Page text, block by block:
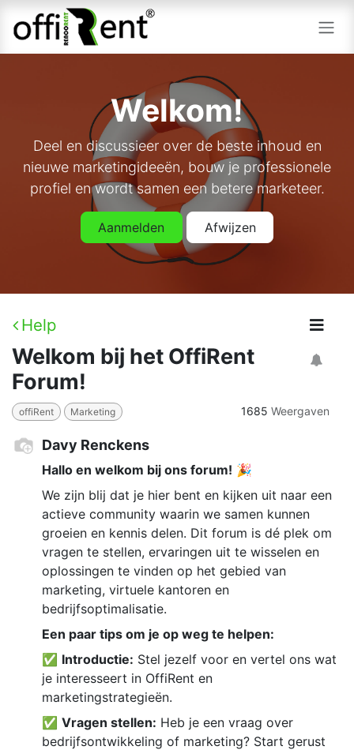
Overslaan naar inhoud
Welkom!
Deel en discussieer over de beste inhoud en
nieuwe marketingideeën, bouw je professionele
profiel en wordt samen een betere marketeer.
Aanmelden Afwijzen
Help
Welkom bij het OffiRent
Forum!
offiRent Marketing 1685 Weergaven
Davy Renckens
Hallo en welkom bij ons forum! 🎉
We zijn blij dat je hier bent en kijken uit naar een
actieve community waarin we samen kunnen
groeien en kennis delen. Dit forum is dé plek om
vragen te stellen, ervaringen uit te wisselen en
oplossingen te vinden op het gebied van
marketing, virtuele kantoren en
bedrijfsoptimalisatie.
Een paar tips om je op weg te helpen:
​✅ Introductie: Stel jezelf voor en vertel ons wat
je interesseert in OffiRent en
marketingstrategieën.
✅ Vragen stellen: Heb je een vraag over
bedrijfsontwikkeling of marketing? Start gerust